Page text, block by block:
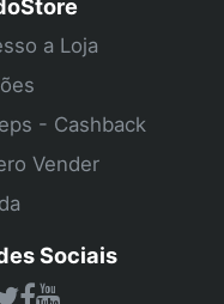
a Loja
- Cashback
Vender
Sociais